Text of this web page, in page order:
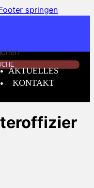
springen
AKTUELLES
KONTAKT